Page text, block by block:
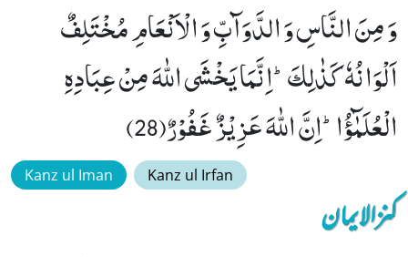
وَ مِنَ النَّاسِ وَ الدَّوَآبِّ وَ الْاَنْعَامِ مُخْتَلِفٌ
اَلْوَانُهٗ كَذٰلِكَؕ-اِنَّمَا یَخْشَى اللّٰهَ مِنْ عِبَادِهِ
الْعُلَمٰٓؤُاؕ-اِنَّ اللّٰهَ عَزِیْزٌ غَفُوْرٌ(28)
Kanz ul Iman Kanz ul Irfan
کنزالایمان